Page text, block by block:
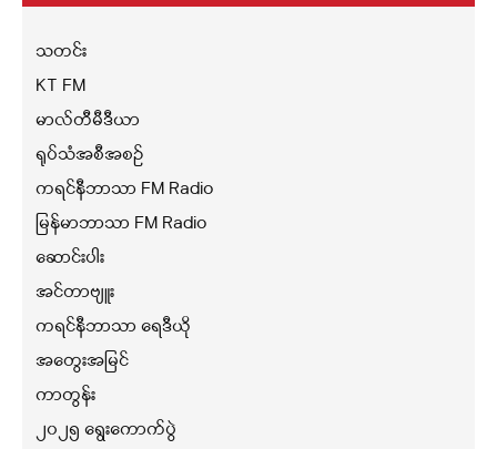
သတင်း
KT FM
မာလ်တီမီဒီယာ
ရုပ်သံအစီအစဉ်
ကရင်နီဘာသာ FM Radio
မြန်မာဘာသာ FM Radio
ဆောင်းပါး
အင်တာဗျူး
ကရင်နီဘာသာ ရေဒီယို
အတွေးအမြင်
ကာတွန်း
၂၀၂၅ ရွေးကောက်ပွဲ